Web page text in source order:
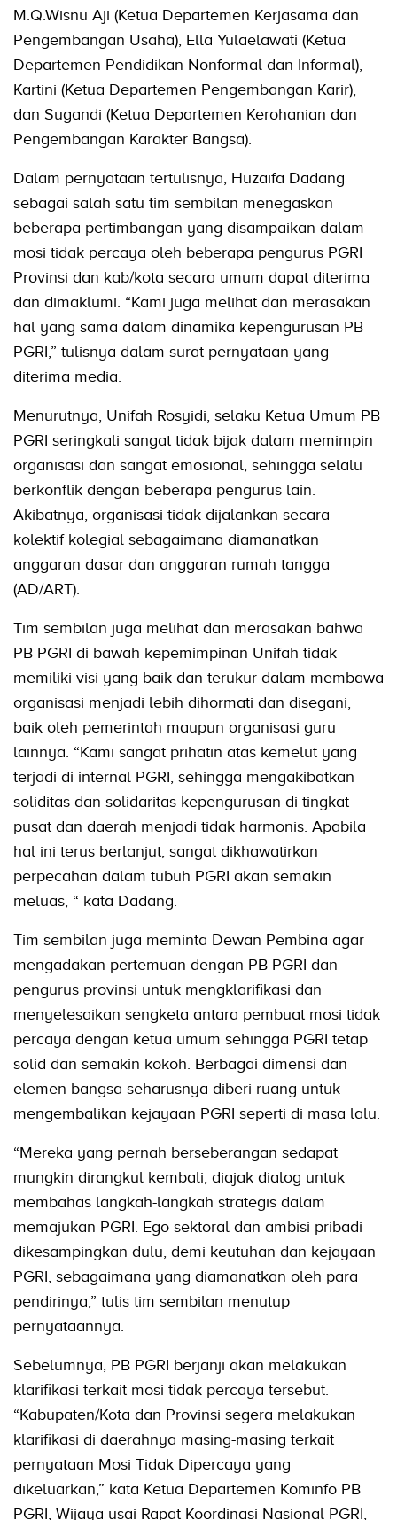
M.Q.Wisnu Aji (Ketua Departemen Kerjasama dan
Pengembangan Usaha), Ella Yulaelawati (Ketua
Departemen Pendidikan Nonformal dan Informal),
Kartini (Ketua Departemen Pengembangan Karir),
dan Sugandi (Ketua Departemen Kerohanian dan
Pengembangan Karakter Bangsa).
Dalam pernyataan tertulisnya, Huzaifa Dadang
sebagai salah satu tim sembilan menegaskan
beberapa pertimbangan yang disampaikan dalam
mosi tidak percaya oleh beberapa pengurus PGRI
Provinsi dan kab/kota secara umum dapat diterima
dan dimaklumi. “Kami juga melihat dan merasakan
hal yang sama dalam dinamika kepengurusan PB
PGRI,” tulisnya dalam surat pernyataan yang
diterima media.
Menurutnya, Unifah Rosyidi, selaku Ketua Umum PB
PGRI seringkali sangat tidak bijak dalam memimpin
organisasi dan sangat emosional, sehingga selalu
berkonflik dengan beberapa pengurus lain.
Akibatnya, organisasi tidak dijalankan secara
kolektif kolegial sebagaimana diamanatkan
anggaran dasar dan anggaran rumah tangga
(AD/ART).
Tim sembilan juga melihat dan merasakan bahwa
PB PGRI di bawah kepemimpinan Unifah tidak
memiliki visi yang baik dan terukur dalam membawa
organisasi menjadi lebih dihormati dan disegani,
baik oleh pemerintah maupun organisasi guru
lainnya. “Kami sangat prihatin atas kemelut yang
terjadi di internal PGRI, sehingga mengakibatkan
soliditas dan solidaritas kepengurusan di tingkat
pusat dan daerah menjadi tidak harmonis. Apabila
hal ini terus berlanjut, sangat dikhawatirkan
perpecahan dalam tubuh PGRI akan semakin
meluas, “ kata Dadang.
Tim sembilan juga meminta Dewan Pembina agar
mengadakan pertemuan dengan PB PGRI dan
pengurus provinsi untuk mengklarifikasi dan
menyelesaikan sengketa antara pembuat mosi tidak
percaya dengan ketua umum sehingga PGRI tetap
solid dan semakin kokoh. Berbagai dimensi dan
elemen bangsa seharusnya diberi ruang untuk
mengembalikan kejayaan PGRI seperti di masa lalu.
“Mereka yang pernah berseberangan sedapat
mungkin dirangkul kembali, diajak dialog untuk
membahas langkah-langkah strategis dalam
memajukan PGRI. Ego sektoral dan ambisi pribadi
dikesampingkan dulu, demi keutuhan dan kejayaan
PGRI, sebagaimana yang diamanatkan oleh para
pendirinya,” tulis tim sembilan menutup
pernyataannya.
Sebelumnya, PB PGRI berjanji akan melakukan
klarifikasi terkait mosi tidak percaya tersebut.
“Kabupaten/Kota dan Provinsi segera melakukan
klarifikasi di daerahnya masing-masing terkait
pernyataan Mosi Tidak Dipercaya yang
dikeluarkan,” kata Ketua Departemen Kominfo PB
PGRI, Wijaya usai Rapat Koordinasi Nasional PGRI,